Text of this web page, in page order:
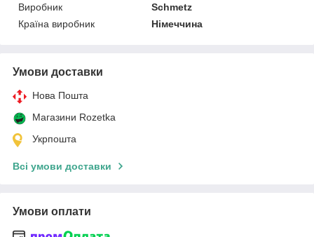
Виробник
Schmetz
Країна виробник
Німеччина
Умови доставки
Нова Пошта
Магазини Rozetka
Укрпошта
Всі умови доставки
Умови оплати